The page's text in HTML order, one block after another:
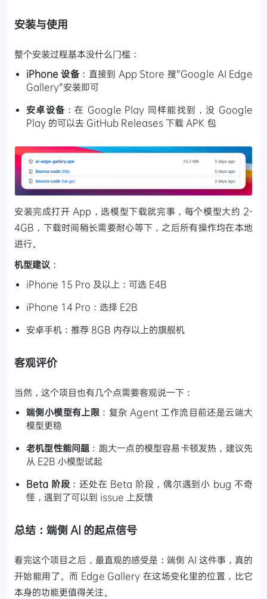
安装与使用
整个安装过程基本没什么门槛：
iPhone 设备 ：直接到 App Store 搜"Google AI Edge
Gallery"安装即可
安卓设备 ：在 Google Play 同样能找到，没 Google
Play 的可以去 GitHub Releases 下载 APK 包
安装完成打开 App，选模型下载就完事，每个模型大约 2-
4GB，下载时间稍长需要耐心等下，之后所有操作均在本地
进行。
机型建议 ：
iPhone 15 Pro 及以上：可选 E4B
iPhone 14 Pro：选择 E2B
安卓手机：推荐 8GB 内存以上的旗舰机
客观评价
当然，这个项目也有几个点需要客观说一下：
端侧小模型有上限 ：复杂 Agent 工作流目前还是云端大
模型更稳
老机型性能问题 ：跑大一点的模型容易卡顿发热，建议先
从 E2B 小模型试起
Beta 阶段 ：还处在 Beta 阶段，偶尔遇到小 bug 不奇
怪，遇到了可以到 issue 上反馈
总结：端侧 AI 的起点信号
看完这个项目之后，最直观的感受是：端侧 AI 这件事，真的
开始能用了。而 Edge Gallery 在这场变化里的位置，比它
本身的功能更值得关注。